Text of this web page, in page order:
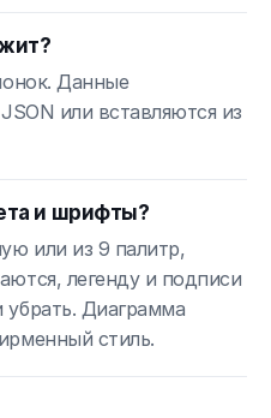
Данные
или вставляются из
и шрифты?
или из 9 палитр,
легенду и подписи
Диаграмма
стиль.